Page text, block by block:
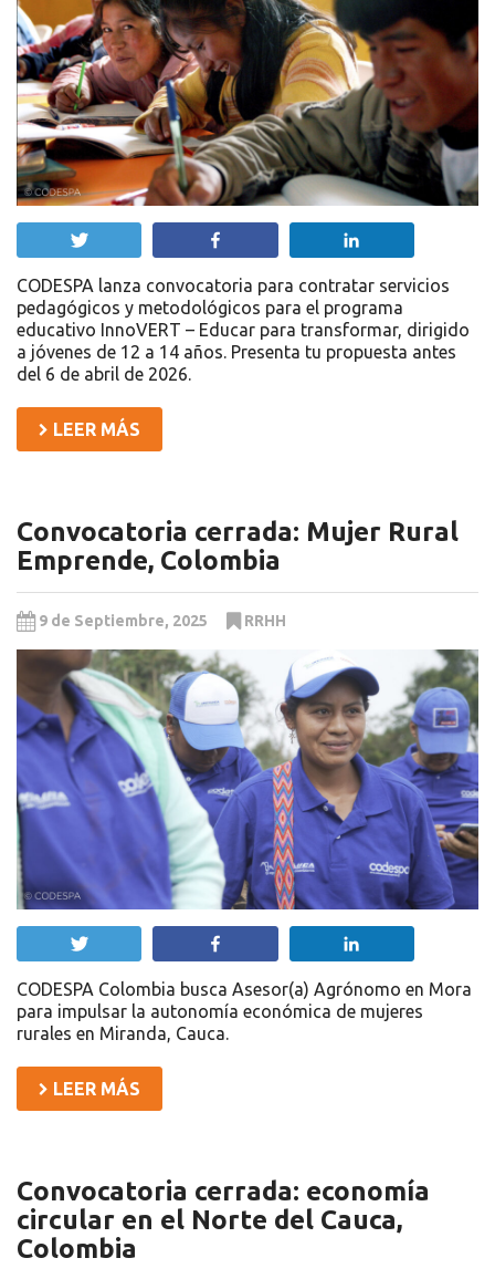
CODESPA lanza convocatoria para contratar servicios
pedagógicos y metodológicos para el programa
educativo InnoVERT – Educar para transformar, dirigido
a jóvenes de 12 a 14 años. Presenta tu propuesta antes
del 6 de abril de 2026.
LEER MÁS
Convocatoria cerrada: Mujer Rural
Emprende, Colombia
9 de Septiembre, 2025 RRHH
CODESPA Colombia busca Asesor(a) Agrónomo en Mora
para impulsar la autonomía económica de mujeres
rurales en Miranda, Cauca.
LEER MÁS
Convocatoria cerrada: economía
circular en el Norte del Cauca,
Colombia